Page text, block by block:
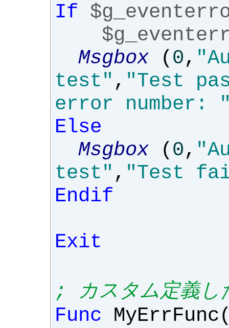
If
Msgbox
( 0,
test" , "Test
error number:
Else
Msgbox
( 0,
test" , "Test
Endif
Exit
; カスタム定義し
Func MyErrFunc